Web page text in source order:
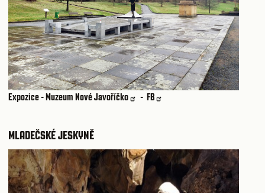
Expozice - Muzeum Nové Javoříčko - FB
MLADEČSKÉ JESKYNĚ